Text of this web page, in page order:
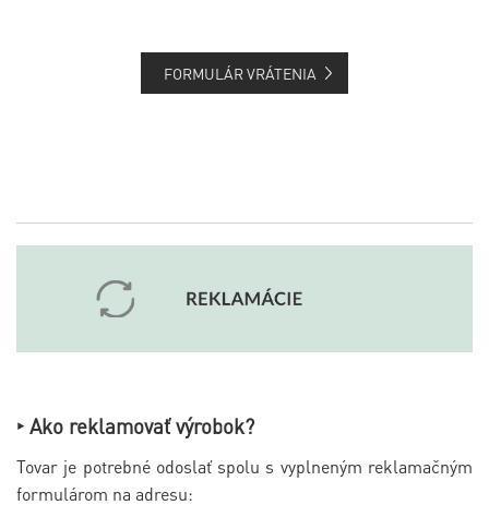
FORMULÁR VRÁTENIA
‣ Ako reklamovať výrobok?
Tovar je potrebné odoslať spolu s vyplneným reklamačným
formulárom na adresu: